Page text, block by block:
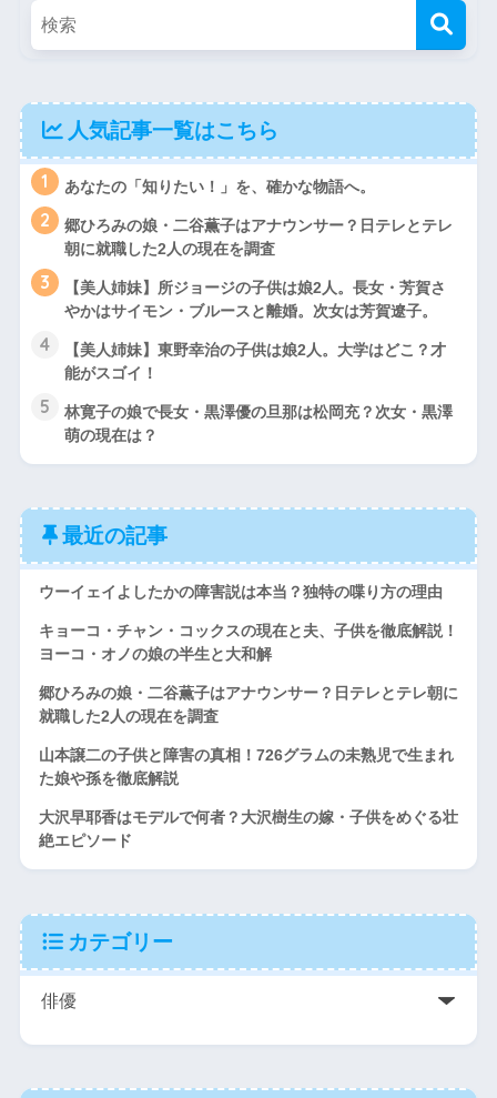
人気記事一覧はこちら
1 あなたの「知りたい！」を、確かな物語へ。
2
郷ひろみの娘・二谷薫子はアナウンサー？日テレとテレ
朝に就職した2人の現在を調査
3
【美人姉妹】所ジョージの子供は娘2人。長女・芳賀さ
やかはサイモン・ブルースと離婚。次女は芳賀遼子。
4
【美人姉妹】東野幸治の子供は娘2人。大学はどこ？才
能がスゴイ！
5
林寛子の娘で長女・黒澤優の旦那は松岡充？次女・黒澤
萌の現在は？
最近の記事
ウーイェイよしたかの障害説は本当？独特の喋り方の理由
キョーコ・チャン・コックスの現在と夫、子供を徹底解説！
ヨーコ・オノの娘の半生と大和解
郷ひろみの娘・二谷薫子はアナウンサー？日テレとテレ朝に
就職した2人の現在を調査
山本譲二の子供と障害の真相！726グラムの未熟児で生まれ
た娘や孫を徹底解説
大沢早耶香はモデルで何者？大沢樹生の嫁・子供をめぐる壮
絶エピソード
カテゴリー